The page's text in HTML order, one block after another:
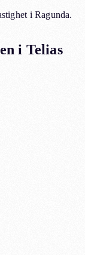
i Ragunda.
i Telias